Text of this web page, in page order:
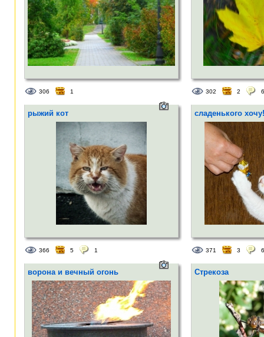
306 1 302 2 6
рыжий кот
366 5 1
сладенького хочу!
371 3 6
ворона и вечный огонь Стрекоза